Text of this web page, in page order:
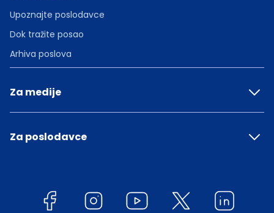
Upoznajte poslodavce
Dok tražite posao
Arhiva poslova
Za medije
Za poslodavce